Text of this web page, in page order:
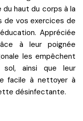
haut du corps à la
de vos exercices de
Appréciée
à leur poignée
les empêchent
ainsi que leur
facile à nettoyer à
désinfectante.